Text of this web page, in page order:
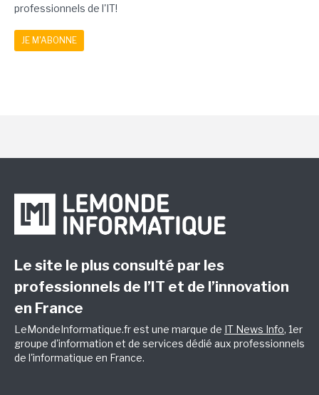
professionnels de l'IT!
JE M'ABONNE
Le site le plus consulté par les
professionnels de l’IT et de l’innovation
en France
LeMondeInformatique.fr est une marque de IT News Info, 1er
groupe d'information et de services dédié aux professionnels
de l'informatique en France.